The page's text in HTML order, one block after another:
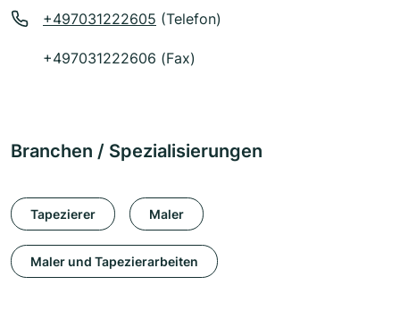
+497031222605 (Telefon)
+497031222606 (Fax)
Branchen / Spezialisierungen
Tapezierer Maler
Maler und Tapezierarbeiten